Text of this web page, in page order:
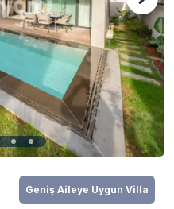
Geniş Aileye Uygun Villa